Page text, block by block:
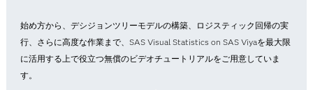
始め方から、デシジョンツリーモデルの構築、ロジスティック回帰の実
行、さらに高度な作業まで、SAS Visual Statistics on SAS Viyaを最大限
に活用する上で役立つ無償のビデオチュートリアルをご用意していま
す。